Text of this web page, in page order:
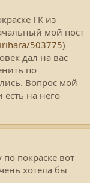
ГК из
мой пост
503775)
дал на вас
по
Вопрос мой
есть на него
покраске вот
хотела бы